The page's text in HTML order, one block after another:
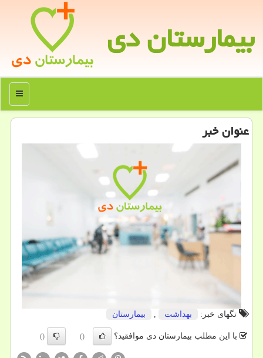
بیمارستان دی
منو
عنوان خبر
تگهای خبر: بهداشت بیمارستان
با این مطلب بیمارستان دی موافقید؟ ()
()